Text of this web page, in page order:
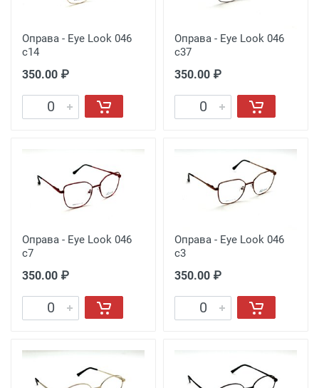
Оправа - Eye Look 046
c14
350.00 ₽
Оправа - Eye Look 046
c37
350.00 ₽
Оправа - Eye Look 046
c7
350.00 ₽
Оправа - Eye Look 046
c3
350.00 ₽